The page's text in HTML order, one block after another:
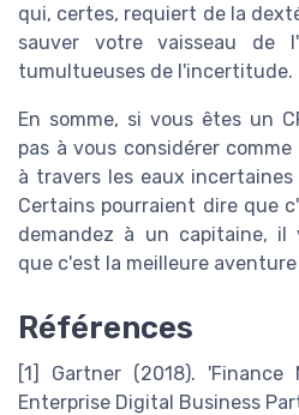
qui, certes, requiert de la
sauver votre vaisseau de
tumultueuses de l'incertitude.
En somme, si vous êtes un
pas à vous considérer
à travers les eaux
Certains pourraient dire que
demandez à un capitaine, il
que c'est la meilleure
Références
[1] Gartner (2018). 'Finance
Enterprise Digital Business